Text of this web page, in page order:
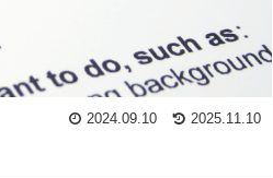
2024.09.10 2025.11.10